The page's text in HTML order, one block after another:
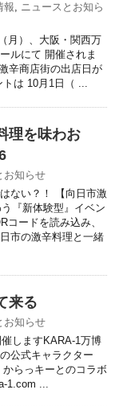
報, ニュースとお知ら
月）、大阪・関西万
ルにて 開催されま
辛商店街の出店日が
は 10月1日（ ...
理を味わお
お知らせ
ない？！ 【向日市激
『新体験型』イベン
コードを読み込み、
市の激辛料理と一緒
来る
お知らせ
しますKARA-1万博
公式キャラクター
からっキーとのコラボ
1.com ...